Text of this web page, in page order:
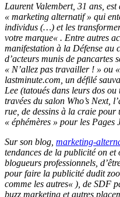
Laurent Valembert, 31 ans, est
« marketing alternatif» qui
individus (…) et les
votre marque« . Entre autres
manifestation à la Défense au
d’acteurs munis de pancartes
« N’allez pas travailler ! » ou «
lastminute.com, un défilé
Lee (tatoués dans leurs dos
travées du salon Who’s Next,
rue, de dessins à la craie pour
« éphémères » pour les Pages
Sur son blog, marketing-
tendances de la publicité on
blogueurs professionnels,
pour faire la publicité dudit
comme les autres« ), de SDF
buzz marketing et autres